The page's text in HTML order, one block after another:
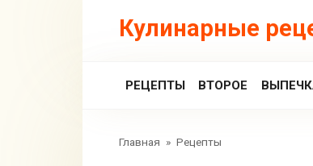
Кулинарные
РЕЦЕПТЫ ВТОРОЕ
Главная » Рецепты